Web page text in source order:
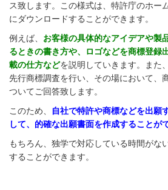
ス致します。この様式は、特許庁のホー
にダウンロードすることができます。
例えば、 お客様の具体的なアイデアや製
るときの書き方や、ロゴなどを商標登録
載の仕方などを説明していきます。また
先行商標調査を行い、その場において、
ついてご回答致します。
このため、
自社で特許や商標などを出願
して、的確な出願書面を作成することが
もちろん、独学で対応している時間がな
することができます。